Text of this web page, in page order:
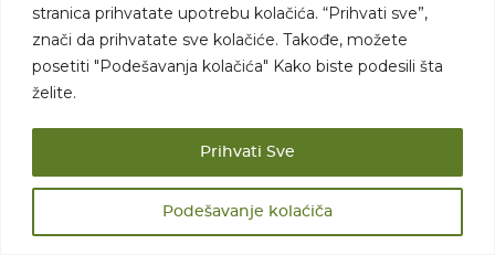
stranica prihvatate upotrebu kolačića. “Prihvati sve”,
znači da prihvatate sve kolačiće. Takođe, možete
posetiti "Podešavanja kolačića" Kako biste podesili šta
želite.
Podešavanje kolaćiča
Prihvati Sve
Telefon:
+381 64 1627 353
Email:info@agromedia.rs
www.agromedia.rs
Agromedia
O nama
Svet poljoprivrede
Marketing usluge